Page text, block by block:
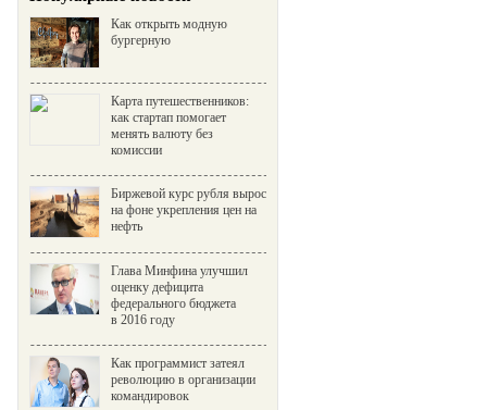
Как открыть модную
бургерную
Карта путешественников:
как стартап помогает
менять валюту без
комиссии
Биржевой курс рубля вырос
на фоне укрепления цен на
нефть
Глава Минфина улучшил
оценку дефицита
федерального бюджета
в 2016 году
Как программист затеял
революцию в организации
командировок